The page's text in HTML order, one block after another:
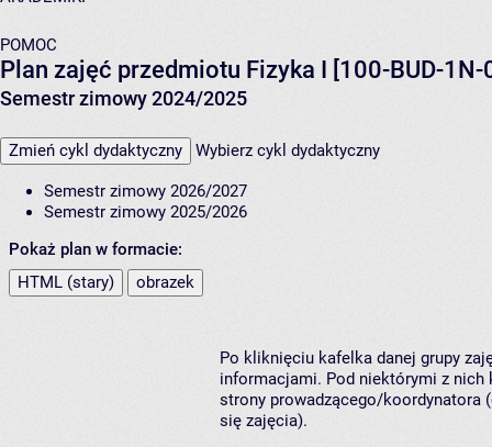
POMOC
Plan zajęć przedmiotu Fizyka I [100-BUD-1N-
Semestr zimowy 2024/2025
Zmień cykl dydaktyczny Wybierz cykl dydaktyczny
Semestr zimowy 2026/2027
Semestr zimowy 2025/2026
Pokaż plan w formacie:
HTML (stary)
obrazek
Po kliknięciu kafelka danej grupy
informacjami. Pod niektórymi z nich
strony prowadzącego/koordynatora
się zajęcia).